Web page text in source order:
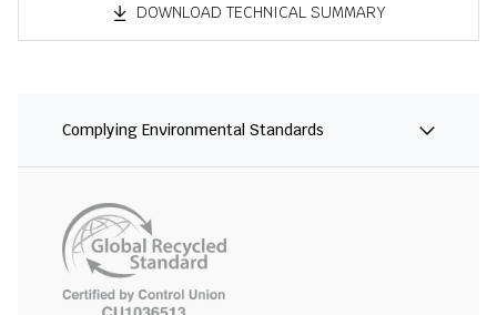
DOWNLOAD TECHNICAL SUMMARY
Complying Environmental Standards